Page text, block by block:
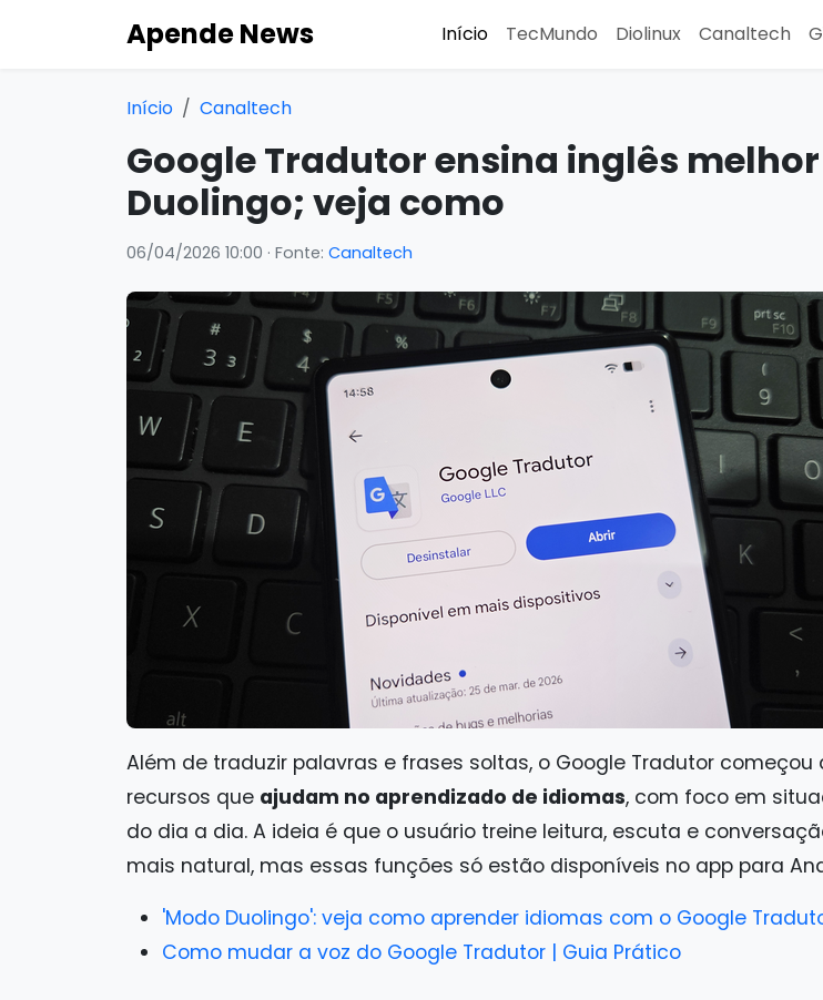
Apende News Início TecMundo Diolinux Canaltech
Início Canaltech
Google Tradutor ensina inglês
Duolingo; veja como
06/04/2026 10:00 · Fonte: Canaltech
Além de traduzir palavras e frases soltas, o Google Tradutor começou
recursos que ajudam no aprendizado de idiomas, com foco em
do dia a dia. A ideia é que o usuário treine leitura, escuta e
mais natural, mas essas funções só estão disponíveis no app para
'Modo Duolingo': veja como aprender idiomas com o Google
Como mudar a voz do Google Tradutor | Guia Prático